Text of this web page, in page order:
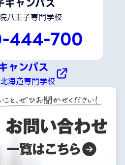
八王子専門学校
444-700
ャンパス
海道専門学校